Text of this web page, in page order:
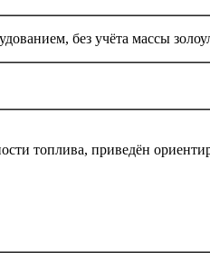
без учёта массы
топлива, приведён